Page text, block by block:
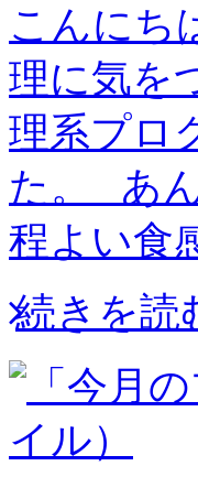
こんにち
理に気を
理系プロ
た。 あ
程よい食
続きを読